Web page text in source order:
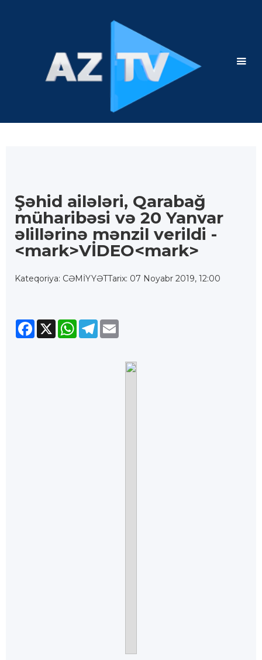
Şəhid ailələri, Qarabağ
müharibəsi və 20 Yanvar
əlillərinə mənzil verildi -
<mark>VİDEO<mark>
Kateqoriya: CƏMİYYƏTTarix: 07 Noyabr 2019, 12:00
Facebook
X WhatsApp
Telegram